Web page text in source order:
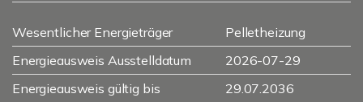
Wesentlicher Energieträger
Pelletheizung
Energieausweis Ausstelldatum
2026-07-29
Energieausweis gültig bis
29.07.2036